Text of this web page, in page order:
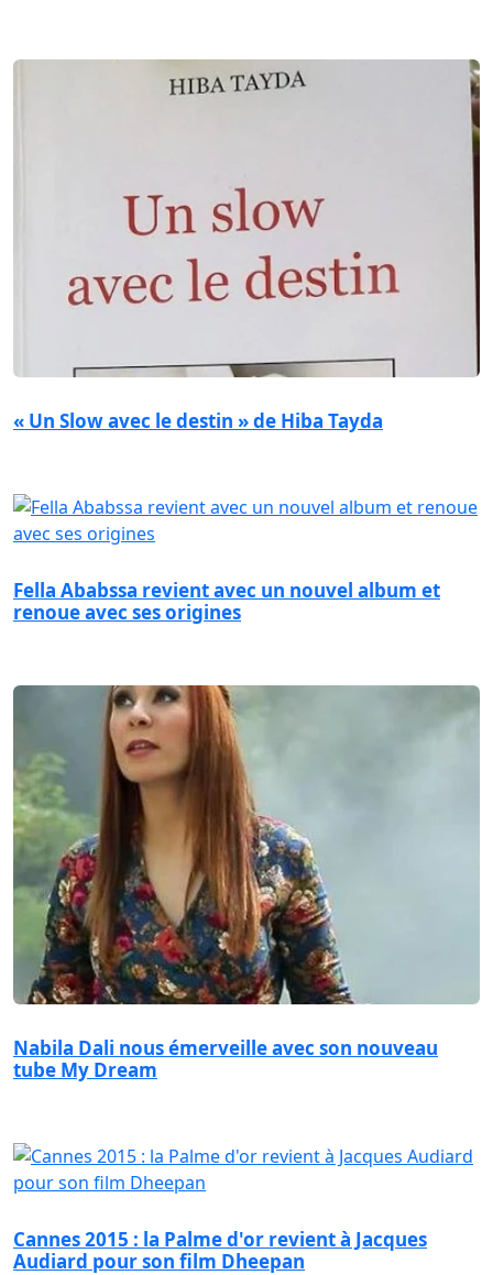
« Un Slow avec le destin » de Hiba Tayda
Fella Ababssa revient avec un nouvel album et
renoue avec ses origines
Nabila Dali nous émerveille avec son nouveau
tube My Dream
Cannes 2015 : la Palme d'or revient à Jacques
Audiard pour son film Dheepan